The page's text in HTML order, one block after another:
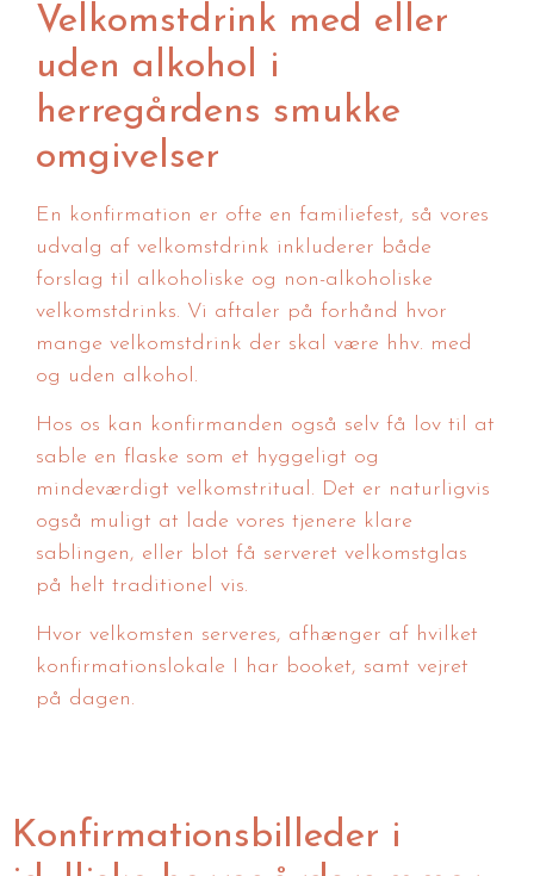
Velkomstdrink med eller
uden alkohol i
herregårdens smukke
omgivelser
En konfirmation er ofte en familiefest, så vores
udvalg af velkomstdrink inkluderer både
forslag til alkoholiske og non-alkoholiske
velkomstdrinks. Vi aftaler på forhånd hvor
mange velkomstdrink der skal være hhv. med
og uden alkohol.
Hos os kan konfirmanden også selv få lov til at
sable en flaske som et hyggeligt og
mindeværdigt velkomstritual. Det er naturligvis
også muligt at lade vores tjenere klare
sablingen, eller blot få serveret velkomstglas
på helt traditionel vis.
Hvor velkomsten serveres, afhænger af hvilket
konfirmationslokale I har booket, samt vejret
på dagen.
Konfirmationsbilleder i